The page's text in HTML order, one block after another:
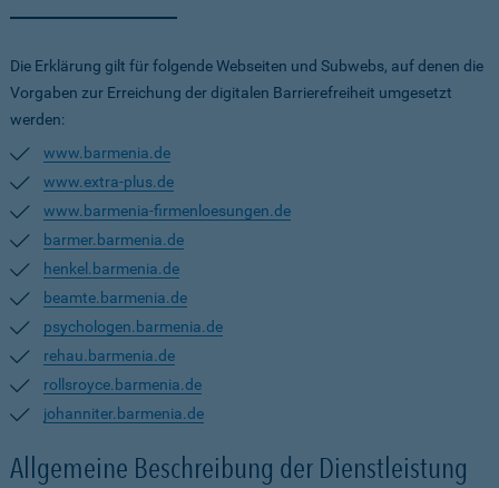
Die Erklärung gilt für folgende Webseiten und Subwebs, auf denen die
Vorgaben zur Erreichung der digitalen Barrierefreiheit umgesetzt
werden:
www.barmenia.de
www.extra-plus.de
www.barmenia-firmenloesungen.de
barmer.barmenia.de
henkel.barmenia.de
beamte.barmenia.de
psychologen.barmenia.de
rehau.barmenia.de
rollsroyce.barmenia.de
johanniter.barmenia.de
Allgemeine Beschreibung der Dienstleistung